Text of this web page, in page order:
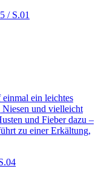
/ S.01
ein leichtes
und vielleicht
und Fieber dazu –
zu einer Erkältung,